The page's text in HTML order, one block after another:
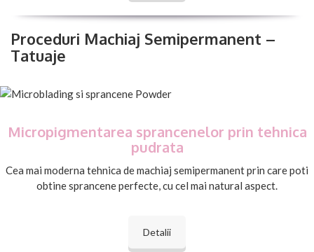
Proceduri Machiaj Semipermanent –
Tatuaje
Micropigmentarea sprancenelor prin tehnica
pudrata
Cea mai moderna tehnica de machiaj semipermanent prin care poti
obtine sprancene perfecte, cu cel mai natural aspect.
Detalii